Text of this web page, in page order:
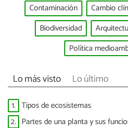
Contaminación Cambio
Biodiversidad
Política
Lo más visto Lo último
1. Tipos de ecosistemas
2. Partes de una planta y sus